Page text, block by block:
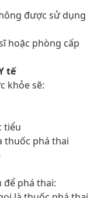
được sử dụng
hoặc phòng cấp
tế
khỏe sẽ:
tiểu
thuốc phá thai
để phá thai: